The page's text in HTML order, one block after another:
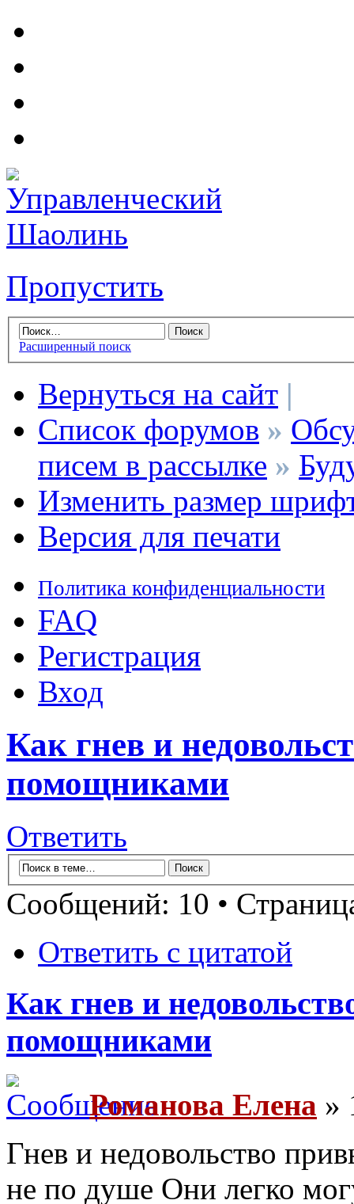
Пропустить
Расширенный поиск
Вернуться на сайт |
Список форумов »
писем в рассылке »
Изменить размер
Версия для печати
Политика конфиденциальности
FAQ
Регистрация
Вход
Как гнев и
помощниками
Ответить
Сообщений: 10 •
Ответить с цитатой
Как гнев и
помощниками
Романова Елена »
Гнев и недовольство
не по душе Они легко